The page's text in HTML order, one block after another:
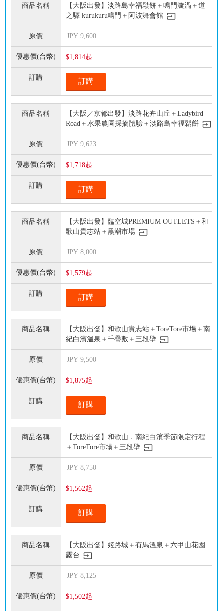
【大阪出發】淡路島幸福鬆餅＋鳴門漩渦＋道
之驛 kurukuru鳴門＋阿波舞會館
JPY 9,600
$1,814起
訂購
【大阪／京都出發】淡路花卉山丘＋Ladybird
Road＋水果農園採摘體驗＋淡路島幸福鬆餅
JPY 9,623
$1,718起
訂購
【大阪出發】臨空城PREMIUM OUTLETS＋和
歌山貴志站＋黑潮市場
JPY 8,000
$1,579起
訂購
【大阪出發】和歌山貴志站＋ToreTore市場＋南
紀白濱溫泉＋千疊敷＋三段壁
JPY 9,500
$1,875起
訂購
【大阪出發】和歌山．南紀白濱季節限定行程
＋ToreTore市場＋三段壁
JPY 8,750
$1,562起
訂購
【大阪出發】姬路城＋有馬溫泉＋六甲山花園
露台
JPY 8,125
$1,502起